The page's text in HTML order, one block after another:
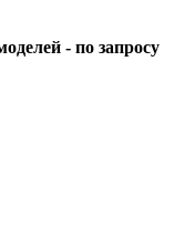
- по запросу